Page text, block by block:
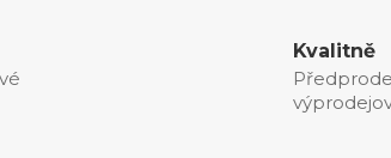
Kvalitně